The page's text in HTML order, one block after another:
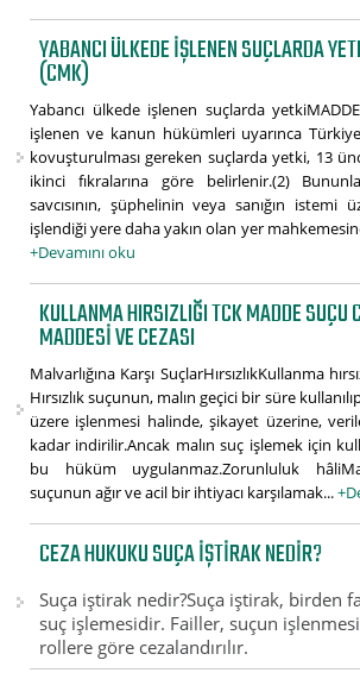
YABANCI ÜLKEDE IŞLENEN SUÇLARDA
(CMK)
Yabancı ülkede işlenen suçlarda
işlenen ve kanun hükümleri uyarınca
kovuşturulması gereken suçlarda yetki, 13
ikinci fıkralarına göre belirlenir.(2)
savcısının, şüphelinin veya sanığın istemi
işlendiği yere daha yakın olan yer
+Devamını oku
KULLANMA HIRSIZLIĞI TCK MADDE SUÇU
MADDESI VE CEZASI
Malvarlığına Karşı SuçlarHırsızlıkKullanma
Hırsızlık suçunun, malın geçici bir süre
üzere işlenmesi halinde, şikayet üzerine,
kadar indirilir.Ancak malın suç işlemek için
bu hüküm uygulanmaz.Zorunluluk
suçunun ağır ve acil bir ihtiyacı karşılamak...
CEZA HUKUKU SUÇA IŞTIRAK NEDIR?
Suça iştirak nedir?Suça iştirak, birden
suç işlemesidir. Failler, suçun
rollere göre cezalandırılır.